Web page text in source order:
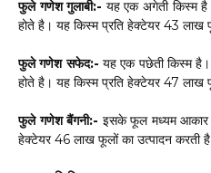
फुले गणेश गुलाबी:- यह एक अगेती किस्म
होते है। यह किस्म प्रति हेक्टेयर 43 लाख
फुले गणेश सफेद:- यह एक पछेती किस्म
होते है। यह किस्म प्रति हेक्टेयर 47 लाख
फुले गणेश बैंगनी:- इसके फूल मध्यम आकार
हेक्टेयर 46 लाख फूलों का उत्पादन करती